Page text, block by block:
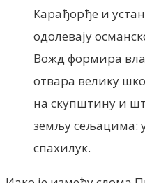
Карађорђе и
одолевају
Вожд формира
отвара велику
на скупштину и
земљу сељацима:
спахилук.